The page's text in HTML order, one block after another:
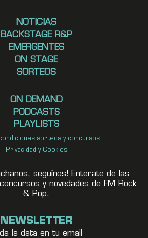
NOTICIAS
BACKSTAGE R&P
EMERGENTES
ON STAGE
SORTEOS
ON DEMAND
PODCASTS
PLAYLISTS
sorteos y concursos
Privacidad y Cookies
seguínos! Enterate de las
y novedades de FM Rock
& Pop.
NEWSLETTER
la data en tu email